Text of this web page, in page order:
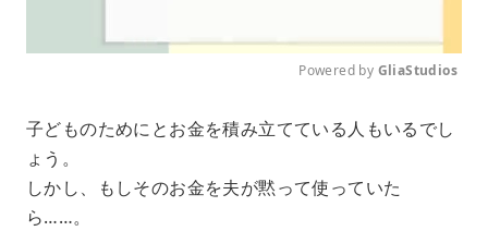
u
e
Powered by GliaStudios
子どものためにとお金を積み立てている人もいるでし
ょう。
しかし、もしそのお金を夫が黙って使っていた
ら……。